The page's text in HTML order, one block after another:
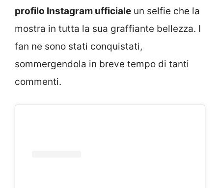
profilo Instagram ufficiale un selfie che la
mostra in tutta la sua graffiante bellezza. I
fan ne sono stati conquistati,
sommergendola in breve tempo di tanti
commenti.